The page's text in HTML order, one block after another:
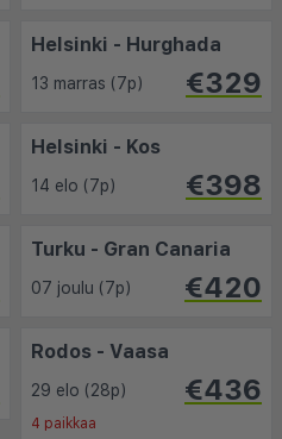
Helsinki - Hurghada
13 marras (7p) €329
Helsinki - Kos
14 elo (7p) €398
Turku - Gran Canaria
07 joulu (7p) €420
Rodos - Vaasa
29 elo (28p) €436
4 paikkaa